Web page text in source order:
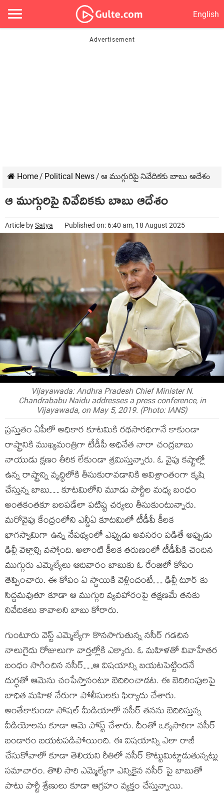
English
Home/ Political News/ ఆ ముగ్గురిపై నివేదికకు బాబు ఆదేశం
ఆ ముగ్గురిపై నివేదికకు బాబు ఆదేశం
Article bySatya Published on: 6:40 am, 18 August 2025
Vijayawada: Andhra Pradesh Chief Minister N.
Chandrababu Naidu addresses a press conference, in
Vijayawada, on May 5, 2019. (Photo: IANS)
ప్రస్తుతం ఏపీలో అధికార కూటమికి రథసారథిగానే కాకుండా
రాష్ట్రానికి ముఖ్యమంత్రిగా టీడీపీ అధినేత నారా చంద్రబాబు
నాయుడు క్షణం తీరిక లేకుండా శ్రమిస్తున్నారు. ఓ వైపు కష్టాల్లో
ఉన్న రాష్ట్రాన్ని వృద్ధిలోకి తీసుకురావడానికి అవిశ్రాంతంగా కృషి
చేస్తున్న బాబు… కూటమిలోని మూడు పార్టీల మధ్య బంధం
అంతకంతకూ బలపడేలా పటిష్ట చర్యలు తీసుకుంటున్నారు.
మరోవైపు కేంద్రంలోని ఎన్డీఏ కూటమిలో టీడీపీ కీలక
భాగస్వామిగా ఉన్న నేపథ్యంలో ఎప్పుడు అవసరం పడితే అప్పుడు
ఢిల్లీ వెళ్లాల్సి వస్తోంది. అలాంటి కీలక తరుణంలో టీడీపీకి చెందిన
ముగ్గురు ఎమ్మెల్యేలు ఆదివారం బాబుకు ఓ రేంజిలో కోపం
తెప్పించారు. ఈ కోపం ఏ స్థాయికి వెళ్లిందంటే… ఢిల్లీ టూర్ కు
సిద్దమవుతూ కూడా ఆ ముగ్గురి వ్యవహారంపై తక్షణమే తనకు
నివేదికలు కావాలని బాబు కోరారు.
గుంటూరు వెస్ట్ ఎమ్మెల్యేగా కొనసాగుతున్న నసీర్ గడచిన
నాలుగైదు రోజులుగా వార్తల్లోకి ఎక్కారు. ఓ మహిళతో వివాహేతర
బంధం సాగించిన నసీర్…ఆ విషయాన్ని బయటపెట్టిందనే
దుగ్ధతో ఆమెను చంపేస్తానంటూ బెదిరించాడట. ఈ బెదిరింపులపై
బాధిత మహిళ నేరుగా పోలీసులకు ఫిర్యాదు చేశారు.
అంతేకాకుండా సోషల్ మీడియాలో నసీర్ తనను బెదిరిస్తున్న
వీడియోలను కూడా ఆమె పోస్ట్ చేశారు. దీంతో ఒక్కసారిగా నసీర్
బండారం బయటపడిపోయింది. ఈ విషయాన్ని ఎలా రాజీ
చేసుకోవాలో కూడా తెలియని రీతిలో నసీర్ కొట్టుమిట్టాడుతున్నట్లు
సమాచారం. తొలి సారి ఎమ్మెల్యేగా ఎన్నికైన నసీర్ పై బాబుతో
పాటు పార్టీ శ్రేణులు కూడా ఆగ్రహం వ్యక్తం చేస్తున్నాయి.